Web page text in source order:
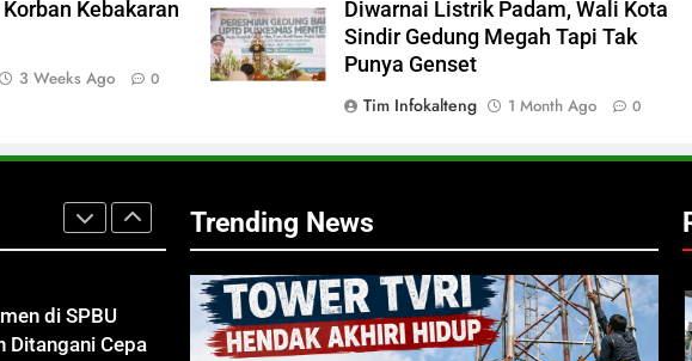
Kebakaran
3 Weeks Ago 0
Diwarnai Listrik Padam, Wali Kota
Sindir Gedung Megah Tapi Tak
Punya Genset
Tim Infokalteng
1 Month Ago 0
IRT
TVRI Hendak
Ditangani Cepat,
Pelayanan
Masih
Pasokan
Trending News